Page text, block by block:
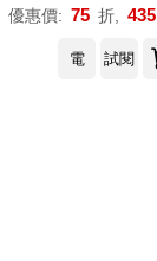
配，從平面到3D
優惠價: 75 折, 435
電 試閱